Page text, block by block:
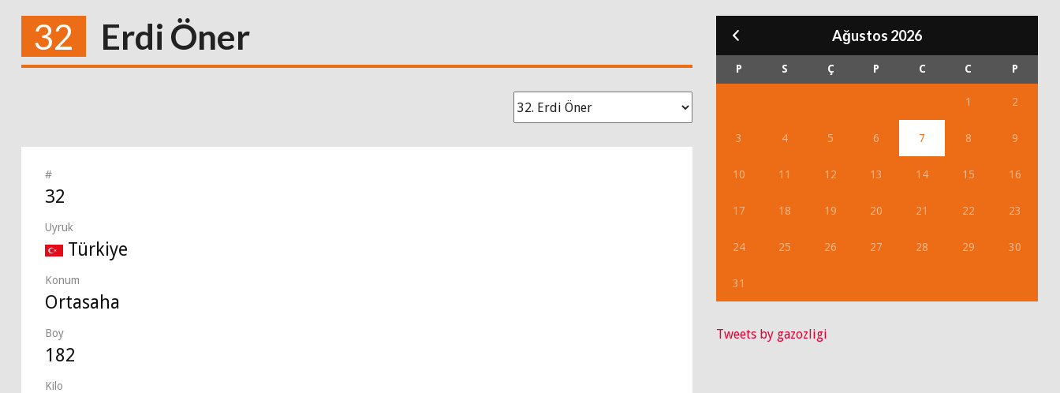
32 Erdi Öner
#
32
Uyruk
Türkiye
Konum
Ortasaha
Boy
182
Kilo
Ağustos 2026
P S Ç P C C P
1 2
3 4 5 6 7 8 9
10 11 12 13 14 15 16
17 18 19 20 21 22 23
24 25 26 27 28 29 30
31
Tweets by gazozligi